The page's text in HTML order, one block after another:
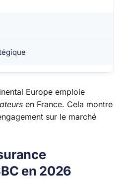
Europe emploie
en France. Cela montre
sur le marché
en 2026